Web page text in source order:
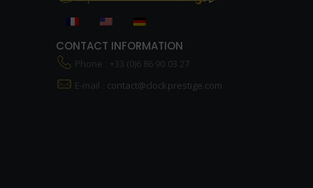
CONTACT INFORMATION
Phone : +33 (0)6 86 90 03 27
E-mail : contact@clockprestige.com